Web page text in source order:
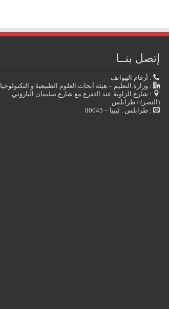
إتصل بنــا
: أرقام الهواتف
: وزارة التعليم – هيئة أبحاث العلوم الطبيعية و التكنولوجيا
: شارع الزاوية عند التفرع مع شارع سليمان الباروني
(النصر) / طرابلس
: طرابلس . ليبيا – 80045